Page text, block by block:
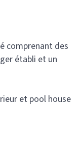
comprenant des
établi et un
et pool house